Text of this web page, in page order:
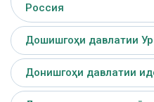
Россия
Дошишгоҳи давлатии
Донишгоҳи давлатии